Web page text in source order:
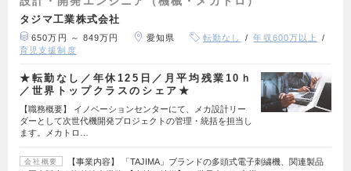
タジマ工業株式会社
650万円 ～ 849万円 愛知県 転勤なし
年収600万以上
育児支援制度
★転勤なし／年休125日／月平均残業10ｈ
／世界トップクラスのシェア★
【職務概要】 イノベーションセンターにて、メカ設計リー
ダーとして次世代機開発プロジェクトの管理・統括を担当し
ます。メカトロ…
会社概要
【事業内容】 「TAJIMA」ブランドの多頭式電子刺繍機、関連製品